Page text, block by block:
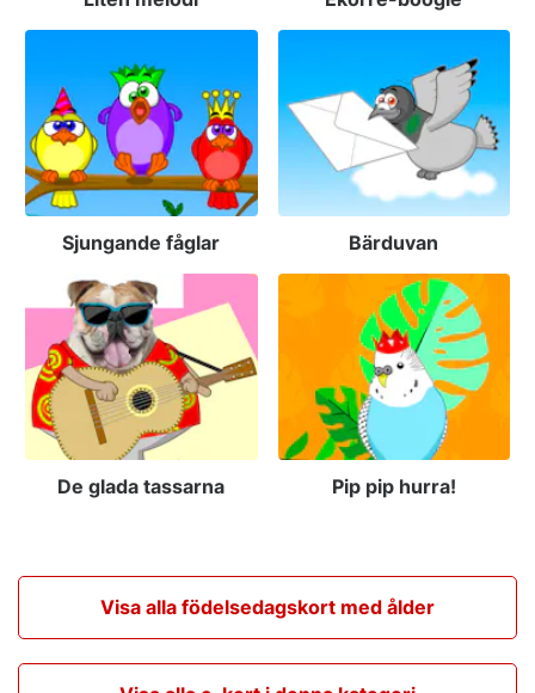
Sjungande fåglar Bärduvan
De glada tassarna Pip pip hurra!
Visa alla födelsedagskort med ålder